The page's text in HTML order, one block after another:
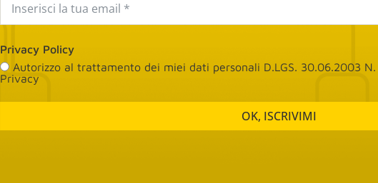
Privacy Policy
Autorizzo al trattamento dei miei dati personali D.LGS. 30.06.2003 N.
Privacy
OK, ISCRIVIMI